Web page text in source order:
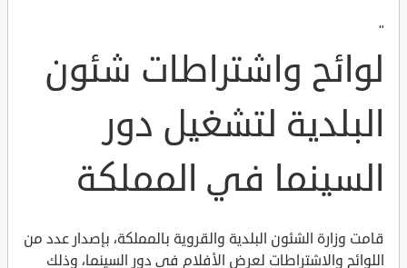
"
لوائح واشتراطات شئون
البلدية لتشغيل دور
السينما في المملكة
قامت وزارة الشئون البلدية والقروية بالمملكة، بإصدار عدد من
اللوائح والاشتراطات لعرض الأفلام في دور السينما، وذلك